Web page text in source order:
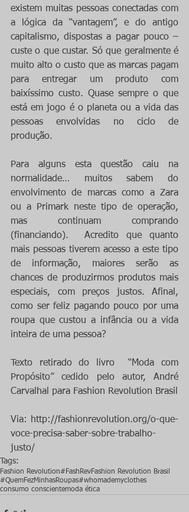
existem muitas pessoas conectadas com
a lógica da “vantagem”, e do antigo
capitalismo, dispostas a pagar pouco –
custe o que custar. Só que geralmente é
muito alto o custo que as marcas pagam
para entregar um produto com
baixíssimo custo. Quase sempre o que
está em jogo é o planeta ou a vida das
pessoas envolvidas no ciclo de
produção.
Para alguns esta questão caiu na
normalidade… muitos sabem do
envolvimento de marcas como a Zara
ou a Primark neste tipo de operação,
mas continuam comprando
(financiando).  Acredito que quanto
mais pessoas tiverem acesso a este tipo
de informação, maiores serão as
chances de produzirmos produtos mais
especiais, com preços justos. Afinal,
como ser feliz pagando pouco por uma
roupa que custou a infância ou a vida
inteira de uma pessoa?
Texto retirado do livro  “Moda com
Propósito” cedido pelo autor, André
Carvalhal para Fashion Revolution Brasil
Via: http://fashionrevolution.org/o-que-
voce-precisa-saber-sobre-trabalho-
justo/
Tags:
Fashion Revolution#FashRevFashion Revolution Brasil
#QuemFezMinhasRoupas#whomademyclothes
consumo conscientemoda ética